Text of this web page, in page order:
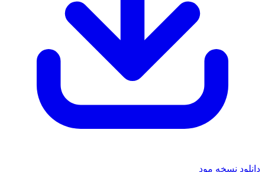
دانلود نسخه مود